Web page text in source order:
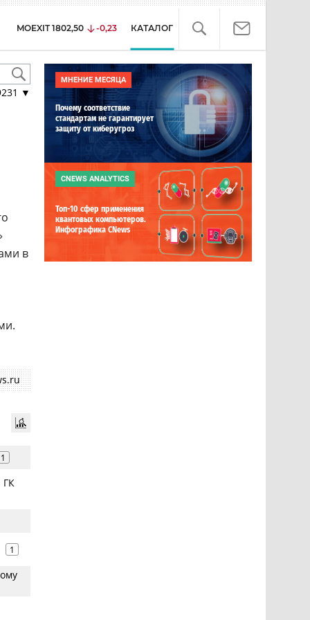
MOEXIT 1802,50 -0,23 КАТАЛОГ
▼
в
1
ГК
1
МНЕНИЕ МЕСЯЦА
Почему соответствие
стандартам не гарантирует
защиту от киберугроз
CNEWS ANALYTICS
Топ-10 сфер применения
квантовых компьютеров.
Инфографика CNews